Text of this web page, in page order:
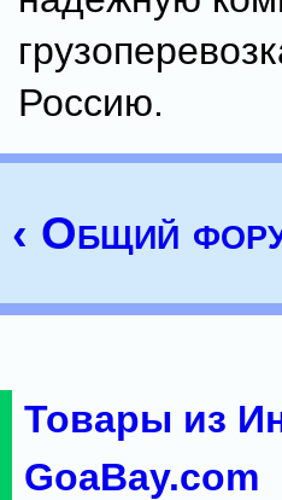
Россию.
‹ Общий
Товары из
GoaBay.com